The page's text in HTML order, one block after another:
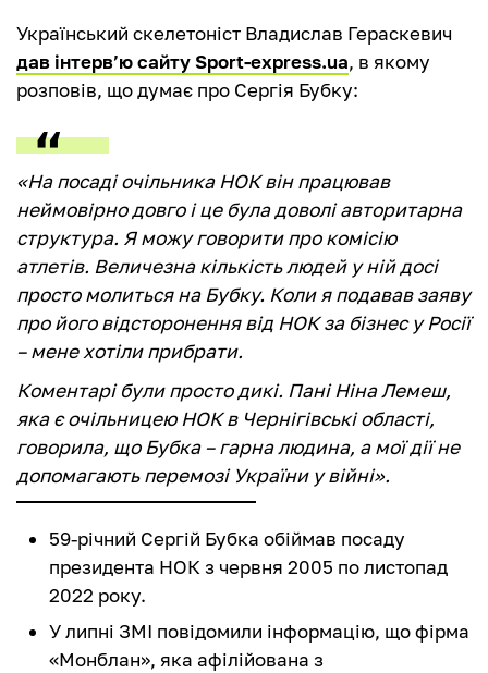
Український скелетоніст Владислав Гераскевич
дав інтерв’ю сайту Sport-express.ua, в якому
розповів, що думає про Сергія Бубку:
«На посаді очільника НОК він працював
неймовірно довго і це була доволі авторитарна
структура. Я можу говорити про комісію
атлетів. Величезна кількість людей у ній досі
просто молиться на Бубку. Коли я подавав заяву
про його відсторонення від НОК за бізнес у Росії
– мене хотіли прибрати.
Коментарі були просто дикі. Пані Ніна Лемеш,
яка є очільницею НОК в Чернігівські області,
говорила, що Бубка – гарна людина, а мої дії не
допомагають перемозі України у війні».
59-річний Сергій Бубка обіймав посаду
президента НОК з червня 2005 по листопад
2022 року.
У липні ЗМІ повідомили інформацію, що фірма
«Монблан», яка афілійована з